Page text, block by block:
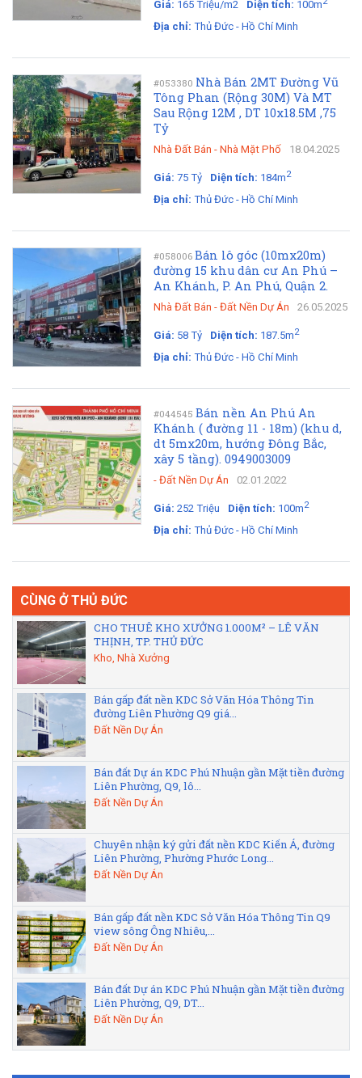
Giá: 165 Triệu/m2 Diện tích: 100m
Địa chỉ: Thủ Đức - Hồ Chí Minh
#053380 Nhà Bán 2MT Đường Vũ
Tông Phan (Rộng 30M) Và MT
Sau Rộng 12M , DT 10x18.5M ,75
Tỷ
Nhà Đất Bán - Nhà Mặt Phố 18.04.2025
Giá: 75 Tỷ Diện tích: 184m2
Địa chỉ: Thủ Đức - Hồ Chí Minh
#058006 Bán lô góc (10mx20m)
đường 15 khu dân cư An Phú –
An Khánh, P. An Phú, Quận 2.
Nhà Đất Bán - Đất Nền Dự Án 26.05.2025
Giá: 58 Tỷ Diện tích: 187.5m2
Địa chỉ: Thủ Đức - Hồ Chí Minh
#044545 Bán nền An Phú An
Khánh ( đường 11 - 18m) (khu d,
dt 5mx20m, hướng Đông Bắc,
xây 5 tầng). 0949003009
- Đất Nền Dự Án 02.01.2022
Giá: 252 Triệu Diện tích: 100m2
Địa chỉ: Thủ Đức - Hồ Chí Minh
CÙNG Ở THỦ ĐỨC
CHO THUÊ KHO XƯỞNG 1.000M² – LÊ VĂN
THỊNH, TP. THỦ ĐỨC
Kho, Nhà Xưởng
Bán gấp đất nền KDC Sở Văn Hóa Thông Tin
đường Liên Phường Q9 giá...
Đất Nền Dự Án
Bán đất Dự án KDC Phú Nhuận gần Mặt tiền đường
Liên Phường, Q9, lô...
Đất Nền Dự Án
Chuyên nhận ký gửi đất nền KDC Kiến Á, đường
Liên Phường, Phường Phước Long...
Đất Nền Dự Án
Bán gấp đất nền KDC Sở Văn Hóa Thông Tin Q9
view sông Ông Nhiêu,...
Đất Nền Dự Án
Bán đất Dự án KDC Phú Nhuận gần Mặt tiền đường
Liên Phường, Q9, DT...
Đất Nền Dự Án